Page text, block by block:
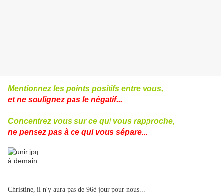
Mentionnez les points positifs entre vous,
et ne soulignez pas le négatif...
Concentrez vous sur ce qui vous rapproche,
ne pensez pas à ce qui vous sépare...
à demain
Christine, il n'y aura pas de 96è jour pour nous...